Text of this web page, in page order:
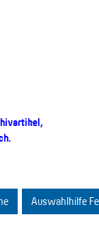
Auswahlhilfe